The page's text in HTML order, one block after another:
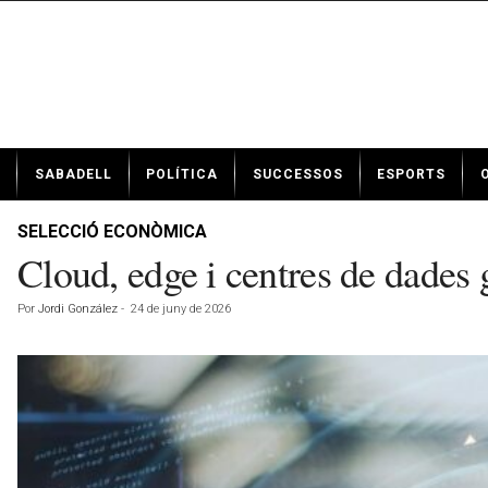
t
SABADELL POLÍTICA SUCCESSOS ESPORTS
SELECCIÓ ECONÒMICA
Cloud, edge i centres de
Por Jordi González - 24 de juny de 2026